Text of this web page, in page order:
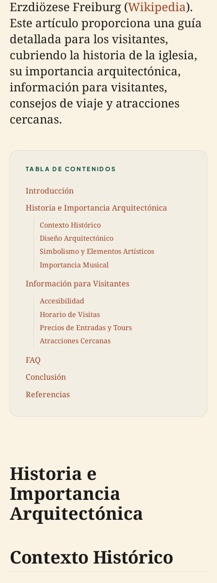
Erzdiözese Freiburg (Wikipedia).
Este artículo proporciona una guía
detallada para los visitantes,
cubriendo la historia de la iglesia,
su importancia arquitectónica,
información para visitantes,
consejos de viaje y atracciones
cercanas.
TABLA DE CONTENIDOS
Introducción
Historia e Importancia Arquitectónica
Contexto Histórico
Diseño Arquitectónico
Simbolismo y Elementos Artísticos
Importancia Musical
Información para Visitantes
Accesibilidad
Horario de Visitas
Precios de Entradas y Tours
Atracciones Cercanas
FAQ
Conclusión
Referencias
Historia e
Importancia
Arquitectónica
Contexto Histórico